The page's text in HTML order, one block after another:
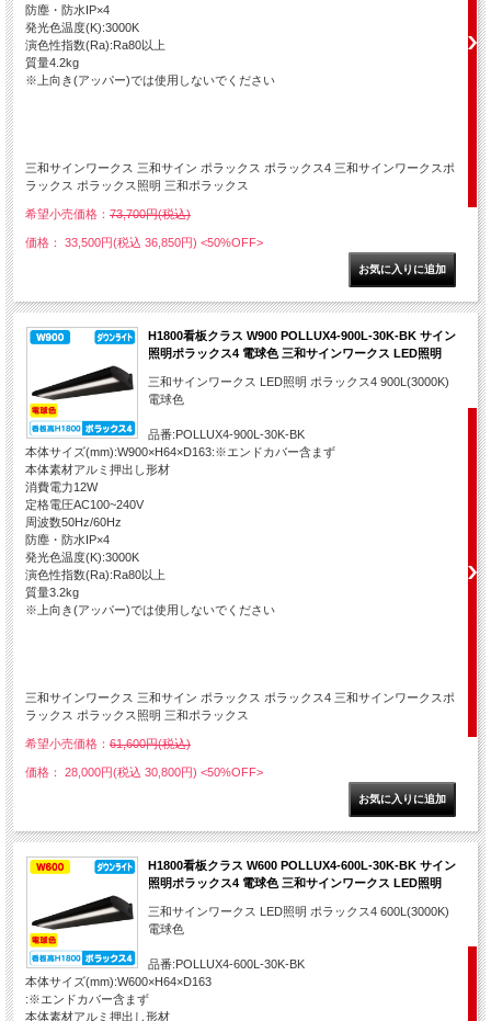
防塵・防水IP×4
発光色温度(K):3000K
演色性指数(Ra):Ra80以上
質量4.2kg
※上向き(アッパー)では使用しないでください
三和サインワークス 三和サイン ポラックス ポラックス4 三和サインワークスポ
ラックス ポラックス照明 三和ポラックス
希望小売価格： 73,700円(税込)
価格： 33,500円(税込 36,850円) <50%OFF>
H1800看板クラス W900 POLLUX4-900L-30K-BK サイン
照明ポラックス4 電球色 三和サインワークス LED照明
三和サインワークス LED照明 ポラックス4 900L(3000K)
電球色
品番:POLLUX4-900L-30K-BK
本体サイズ(mm):W900×H64×D163:※エンドカバー含まず
本体素材アルミ押出し形材
消費電力12W
定格電圧AC100~240V
周波数50Hz/60Hz
防塵・防水IP×4
発光色温度(K):3000K
演色性指数(Ra):Ra80以上
質量3.2kg
※上向き(アッパー)では使用しないでください
三和サインワークス 三和サイン ポラックス ポラックス4 三和サインワークスポ
ラックス ポラックス照明 三和ポラックス
希望小売価格： 61,600円(税込)
価格： 28,000円(税込 30,800円) <50%OFF>
H1800看板クラス W600 POLLUX4-600L-30K-BK サイン
照明ポラックス4 電球色 三和サインワークス LED照明
三和サインワークス LED照明 ポラックス4 600L(3000K)
電球色
品番:POLLUX4-600L-30K-BK
本体サイズ(mm):W600×H64×D163
:※エンドカバー含まず
本体素材アルミ押出し形材